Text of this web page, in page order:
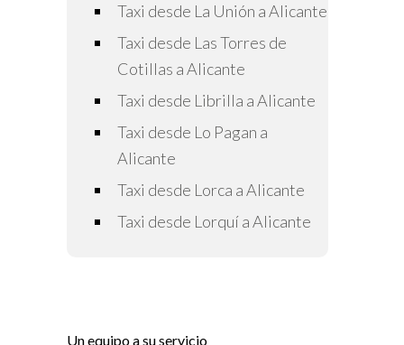
Taxi desde La Unión a Alicante
Taxi desde Las Torres de
Cotillas a Alicante
Taxi desde Librilla a Alicante
Taxi desde Lo Pagan a
Alicante
Taxi desde Lorca a Alicante
Taxi desde Lorquí a Alicante
Un equipo a su servicio